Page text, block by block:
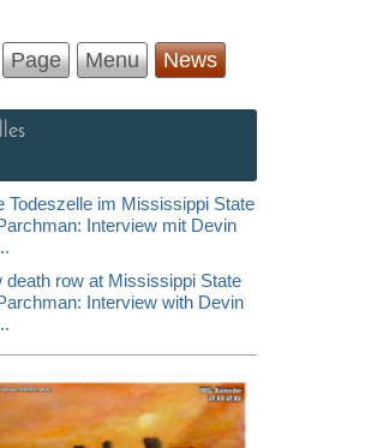
Page Menu News
Todeszelle im Mississippi State
Interview mit Devin
death row at Mississippi State
Interview with Devin